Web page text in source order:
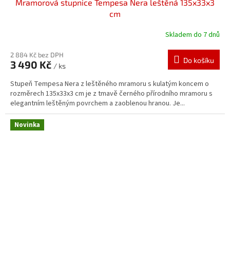
Mramorová stupnice Tempesa Nera leštěná 135x33x3
cm
Skladem do 7 dnů
2 884 Kč bez DPH
3 490 Kč / ks
Do košíku
Stupeň Tempesa Nera z leštěného mramoru s kulatým koncem o
rozměrech 135x33x3 cm je z tmavě černého přírodního mramoru s
elegantním leštěným povrchem a zaoblenou hranou. Je...
Novinka